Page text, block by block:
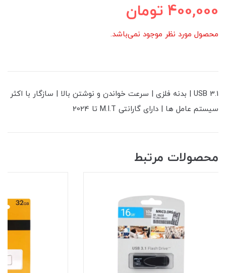
400,000 تومان
محصول مورد نظر موجود نمی‌باشد.
USB 3.1 | بدنه فلزی | سرعت خواندن و نوشتن بالا | سازگار با اکثر
سیستم عامل ها | دارای گارانتی M.I.T تا 2024
محصولات مرتبط